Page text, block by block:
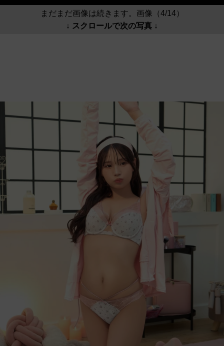
まだまだ画像は続きます。画像（4/14）
↓ スクロールで次の写真 ↓